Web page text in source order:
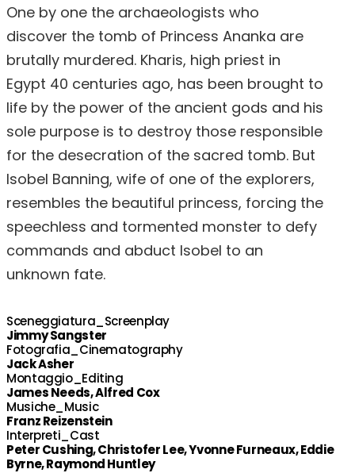
One by one the archaeologists who
discover the tomb of Princess Ananka are
brutally murdered. Kharis, high priest in
Egypt 40 centuries ago, has been brought to
life by the power of the ancient gods and his
sole purpose is to destroy those responsible
for the desecration of the sacred tomb. But
Isobel Banning, wife of one of the explorers,
resembles the beautiful princess, forcing the
speechless and tormented monster to defy
commands and abduct Isobel to an
unknown fate.
Sceneggiatura_Screenplay
Jimmy Sangster
Fotografia_Cinematography
Jack Asher
Montaggio_Editing
James Needs, Alfred Cox
Musiche_Music
Franz Reizenstein
Interpreti_Cast
Peter Cushing, Christofer Lee, Yvonne Furneaux, Eddie
Byrne, Raymond Huntley